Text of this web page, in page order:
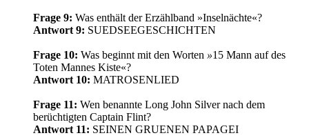
Frage 9: Was enthält der Erzählband »Inselnächte«?
Antwort 9: SUEDSEEGESCHICHTEN
Frage 10: Was beginnt mit den Worten »15 Mann auf des
Toten Mannes Kiste«?
Antwort 10: MATROSENLIED
Frage 11: Wen benannte Long John Silver nach dem
berüchtigten Captain Flint?
Antwort 11: SEINEN GRUENEN PAPAGEI